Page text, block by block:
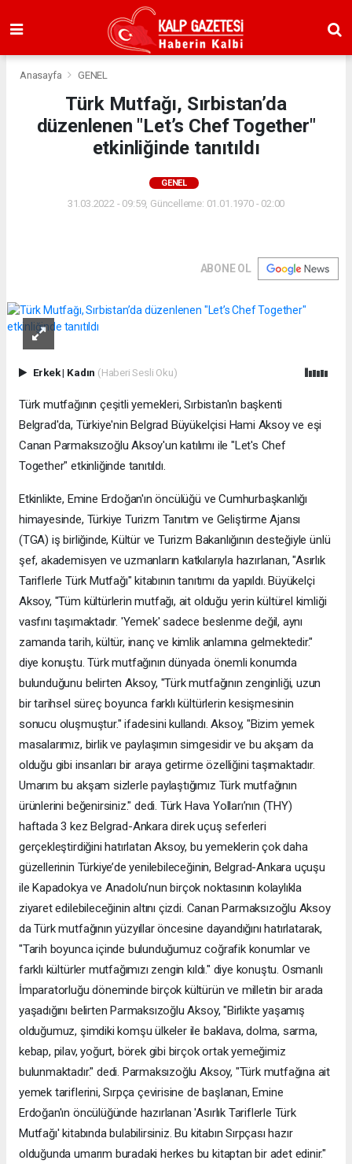
Anasayfa GENEL
Türk Mutfağı, Sırbistan’da
düzenlenen "Let’s Chef Together"
etkinliğinde tanıtıldı
GENEL
31.03.2022 - 09:59, Güncelleme: 01.01.1970 - 02:00
ABONE OL
Erkek| Kadın (Haberi Sesli Oku)
Türk mutfağının çeşitli yemekleri, Sırbistan'ın başkenti
Belgrad'da, Türkiye'nin Belgrad Büyükelçisi Hami Aksoy ve eşi
Canan Parmaksızoğlu Aksoy'un katılımı ile "Let's Chef
Together" etkinliğinde tanıtıldı.
Etkinlikte, Emine Erdoğan'ın öncülüğü ve Cumhurbaşkanlığı
himayesinde, Türkiye Turizm Tanıtım ve Geliştirme Ajansı
(TGA) iş birliğinde, Kültür ve Turizm Bakanlığının desteğiyle ünlü
şef, akademisyen ve uzmanların katkılarıyla hazırlanan, "Asırlık
Tariflerle Türk Mutfağı" kitabının tanıtımı da yapıldı. Büyükelçi
Aksoy, "Tüm kültürlerin mutfağı, ait olduğu yerin kültürel kimliği
vasfını taşımaktadır. 'Yemek' sadece beslenme değil, aynı
zamanda tarih, kültür, inanç ve kimlik anlamına gelmektedir."
diye konuştu. Türk mutfağının dünyada önemli konumda
bulunduğunu belirten Aksoy, "Türk mutfağının zenginliği, uzun
bir tarihsel süreç boyunca farklı kültürlerin kesişmesinin
sonucu oluşmuştur." ifadesini kullandı. Aksoy, "Bizim yemek
masalarımız, birlik ve paylaşımın simgesidir ve bu akşam da
olduğu gibi insanları bir araya getirme özelliğini taşımaktadır.
Umarım bu akşam sizlerle paylaştığımız Türk mutfağının
ürünlerini beğenirsiniz." dedi. Türk Hava Yolları’nın (THY)
haftada 3 kez Belgrad-Ankara direk uçuş seferleri
gerçekleştirdiğini hatırlatan Aksoy, bu yemeklerin çok daha
güzellerinin Türkiye’de yenilebileceğinin, Belgrad-Ankara uçuşu
ile Kapadokya ve Anadolu’nun birçok noktasının kolaylıkla
ziyaret edilebileceğinin altını çizdi. Canan Parmaksızoğlu Aksoy
da Türk mutfağının yüzyıllar öncesine dayandığını hatırlatarak,
"Tarih boyunca içinde bulunduğumuz coğrafik konumlar ve
farklı kültürler mutfağımızı zengin kıldı." diye konuştu. Osmanlı
İmparatorluğu döneminde birçok kültürün ve milletin bir arada
yaşadığını belirten Parmaksızoğlu Aksoy, "Birlikte yaşamış
olduğumuz, şimdiki komşu ülkeler ile baklava, dolma, sarma,
kebap, pilav, yoğurt, börek gibi birçok ortak yemeğimiz
bulunmaktadır." dedi. Parmaksızoğlu Aksoy, "Türk mutfağına ait
yemek tariflerini, Sırpça çevirisine de başlanan, Emine
Erdoğan'ın öncülüğünde hazırlanan 'Asırlık Tariflerle Türk
Mutfağı' kitabında bulabilirsiniz. Bu kitabın Sırpçası hazır
olduğunda umarım buradaki herkes bu kitaptan bir adet edinir."